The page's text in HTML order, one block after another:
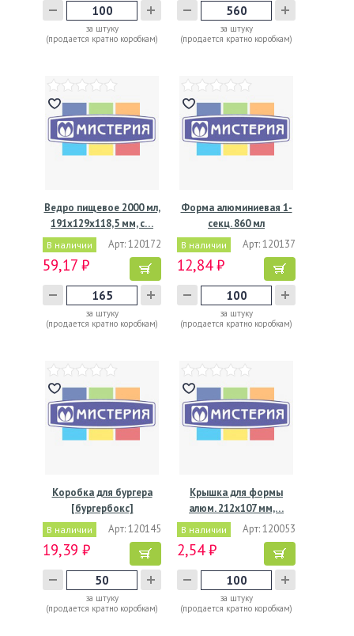
за штуку
(продается кратно коробкам)
за штуку
(продается кратно коробкам)
Ведро пищевое 2000 мл,
191х129х118,5 мм, с…
В наличии Арт: 120172
59,17 ₽
за штуку
(продается кратно коробкам)
Форма алюминиевая 1-
секц. 860 мл
221х159х44…
В наличии Арт: 120137
12,84 ₽
за штуку
(продается кратно коробкам)
Коробка для бургера
[бургербокс]
155х152х78…
В наличии Арт: 120145
19,39 ₽
за штуку
(продается кратно коробкам)
Крышка для формы
алюм. 212х107 мм,…
В наличии Арт: 120053
2,54 ₽
за штуку
(продается кратно коробкам)